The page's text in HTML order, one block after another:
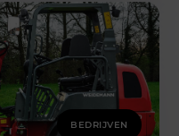
BEDRIJVEN